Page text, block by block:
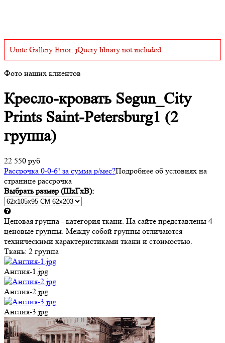
Unite Gallery Error: jQuery library not included
Фото наших клиентов
Кресло-кровать Segun_City
Prints Saint-Petersburg1 (2
группа)
22 550 руб
Рассрочка 0-0-6! за сумма р/мес?Подробнее об условиях на
странице рассрочка
Выбрать размер (ШхГхВ):
Ценовая группа - категория ткани. На сайте представлены 4
ценовые группы. Между собой группы отличаются
техническими характеристиками ткани и стоимостью.
Ткань: 2 группа
Англия-1.jpg
Англия-2.jpg
Англия-3.jpg